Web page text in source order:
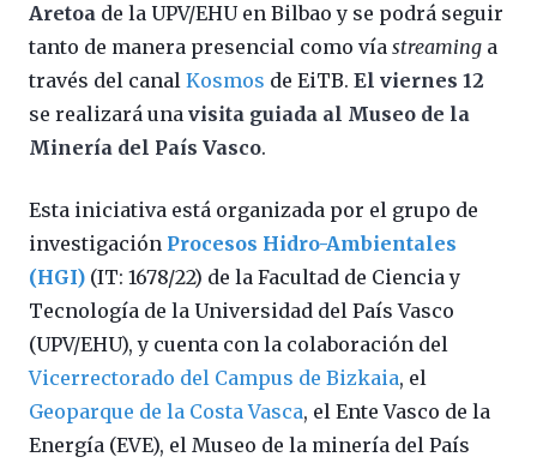
Aretoa de la UPV/EHU en Bilbao y se podrá seguir
tanto de manera presencial como vía streaming a
través del canal Kosmos de EiTB. El viernes 12
se realizará una visita guiada al Museo de la
Minería del País Vasco.
Esta iniciativa está organizada por el grupo de
investigación Procesos Hidro-Ambientales
(HGI) (IT: 1678/22) de la Facultad de Ciencia y
Tecnología de la Universidad del País Vasco
(UPV/EHU), y cuenta con la colaboración del
Vicerrectorado del Campus de Bizkaia, el
Geoparque de la Costa Vasca, el Ente Vasco de la
Energía (EVE), el Museo de la minería del País